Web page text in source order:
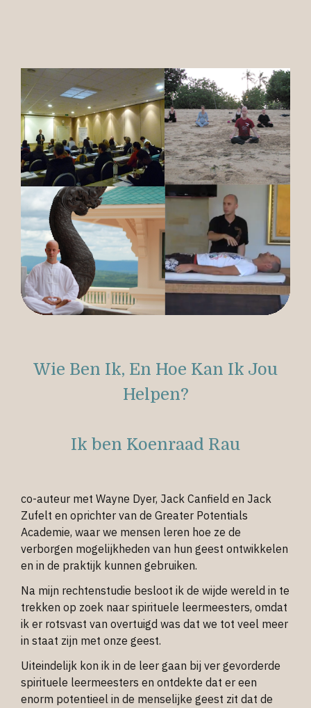
Wie Ben Ik, En Hoe Kan Ik Jou
Helpen?
Ik ben Koenraad Rau
co-auteur met Wayne Dyer, Jack Canfield en Jack
Zufelt en oprichter van de Greater Potentials
Academie, waar we mensen leren hoe ze de
verborgen mogelijkheden van hun geest ontwikkelen
en in de praktijk kunnen gebruiken.
Na mijn rechtenstudie besloot ik de wijde wereld in te
trekken op zoek naar spirituele leermeesters, omdat
ik er rotsvast van overtuigd was dat we tot veel meer
in staat zijn met onze geest.
Uiteindelijk kon ik in de leer gaan bij ver gevorderde
spirituele leermeesters en ontdekte dat er een
enorm potentieel in de menselijke geest zit dat de